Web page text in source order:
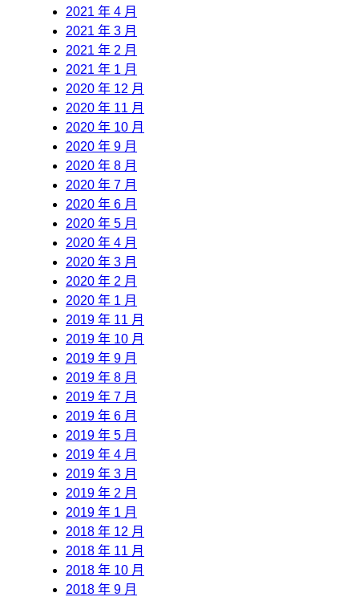
2021 年 4 月
2021 年 3 月
2021 年 2 月
2021 年 1 月
2020 年 12 月
2020 年 11 月
2020 年 10 月
2020 年 9 月
2020 年 8 月
2020 年 7 月
2020 年 6 月
2020 年 5 月
2020 年 4 月
2020 年 3 月
2020 年 2 月
2020 年 1 月
2019 年 11 月
2019 年 10 月
2019 年 9 月
2019 年 8 月
2019 年 7 月
2019 年 6 月
2019 年 5 月
2019 年 4 月
2019 年 3 月
2019 年 2 月
2019 年 1 月
2018 年 12 月
2018 年 11 月
2018 年 10 月
2018 年 9 月